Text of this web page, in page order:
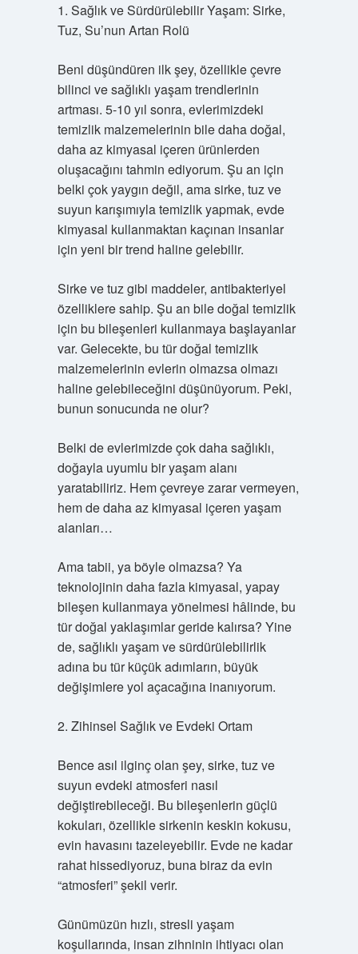
1. Sağlık ve Sürdürülebilir Yaşam: Sirke,
Tuz, Su’nun Artan Rolü
Beni düşündüren ilk şey, özellikle çevre
bilinci ve sağlıklı yaşam trendlerinin
artması. 5-10 yıl sonra, evlerimizdeki
temizlik malzemelerinin bile daha doğal,
daha az kimyasal içeren ürünlerden
oluşacağını tahmin ediyorum. Şu an için
belki çok yaygın değil, ama sirke, tuz ve
suyun karışımıyla temizlik yapmak, evde
kimyasal kullanmaktan kaçınan insanlar
için yeni bir trend haline gelebilir.
Sirke ve tuz gibi maddeler, antibakteriyel
özelliklere sahip. Şu an bile doğal temizlik
için bu bileşenleri kullanmaya başlayanlar
var. Gelecekte, bu tür doğal temizlik
malzemelerinin evlerin olmazsa olmazı
haline gelebileceğini düşünüyorum. Peki,
bunun sonucunda ne olur?
Belki de evlerimizde çok daha sağlıklı,
doğayla uyumlu bir yaşam alanı
yaratabiliriz. Hem çevreye zarar vermeyen,
hem de daha az kimyasal içeren yaşam
alanları…
Ama tabii, ya böyle olmazsa? Ya
teknolojinin daha fazla kimyasal, yapay
bileşen kullanmaya yönelmesi hâlinde, bu
tür doğal yaklaşımlar geride kalırsa? Yine
de, sağlıklı yaşam ve sürdürülebilirlik
adına bu tür küçük adımların, büyük
değişimlere yol açacağına inanıyorum.
2. Zihinsel Sağlık ve Evdeki Ortam
Bence asıl ilginç olan şey, sirke, tuz ve
suyun evdeki atmosferi nasıl
değiştirebileceği. Bu bileşenlerin güçlü
kokuları, özellikle sirkenin keskin kokusu,
evin havasını tazeleyebilir. Evde ne kadar
rahat hissediyoruz, buna biraz da evin
“atmosferi” şekil verir.
Günümüzün hızlı, stresli yaşam
koşullarında, insan zihninin ihtiyacı olan